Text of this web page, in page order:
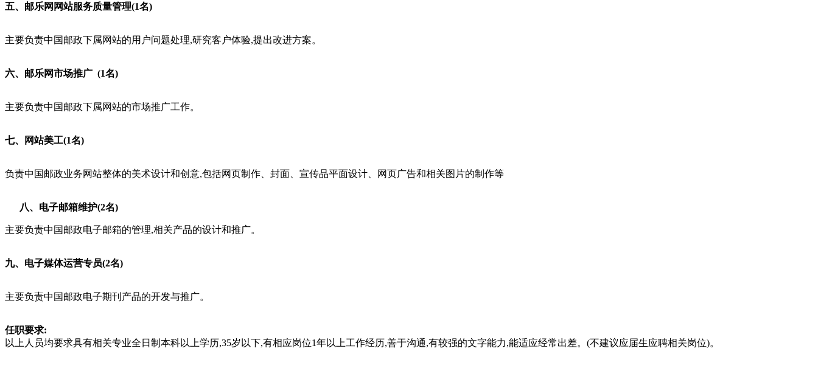
五、邮乐网网站服务质量管理(1名)
主要负责中国邮政下属网站的用户问题处理,研究客户体验,提出改进方案。
六、邮乐网市场推广 (1名)
主要负责中国邮政下属网站的市场推广工作。
七、网站美工(1名)
负责中国邮政业务网站整体的美术设计和创意,包括网页制作、封面、宣传品平面设计、网页广告和相关图片的制作等
八、电子邮箱维护(2名)
主要负责中国邮政电子邮箱的管理,相关产品的设计和推广。
九、电子媒体运营专员(2名)
主要负责中国邮政电子期刊产品的开发与推广。
任职要求:
以上人员均要求具有相关专业全日制本科以上学历,35岁以下,有相应岗位1年以上工作经历,善于沟通,有较强的文字能力,能适应经常出差。(不建议应届生应聘相关岗位)。